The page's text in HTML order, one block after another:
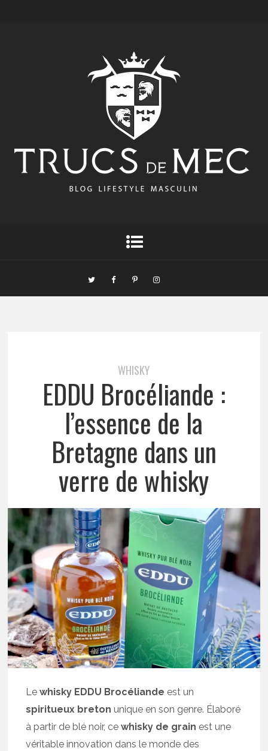
WHISKY
EDDU Brocéliande :
l’essence de la
Bretagne dans un
verre de whisky
Lewhisky EDDU Brocéliande est un
spiritueux bretonunique en son genre. Élaboré
à partir de blé noir, cewhisky de grain est une
véritable innovation dans le monde des